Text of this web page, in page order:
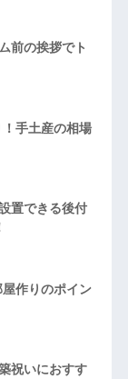
前の挨拶でト
！手土産の相場
置できる後付
作りのポイン
祝いにおすす